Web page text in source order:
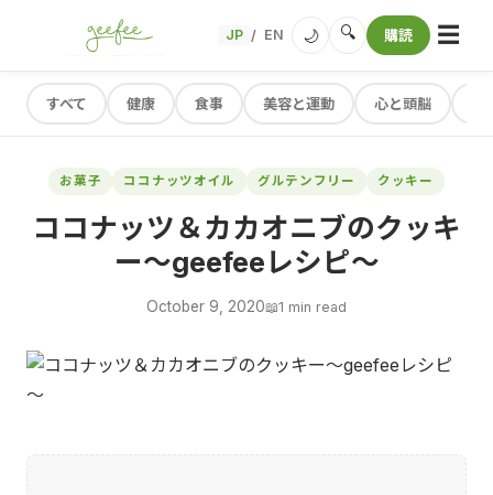
JP / EN 🌙 🔍 購読 ☰
すべて 健康 食事 美容と運動 心と頭脳
お菓子 ココナッツオイル グルテンフリー クッキー
ココナッツ＆カカオニブのクッキ
ー～geefeeレシピ～
October 9, 2020📖1 min read